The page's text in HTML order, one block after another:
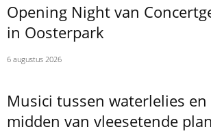
Opening Night van
in Oosterpark
6 augustus 2026
Musici tussen waterlelies
midden van vleesetende